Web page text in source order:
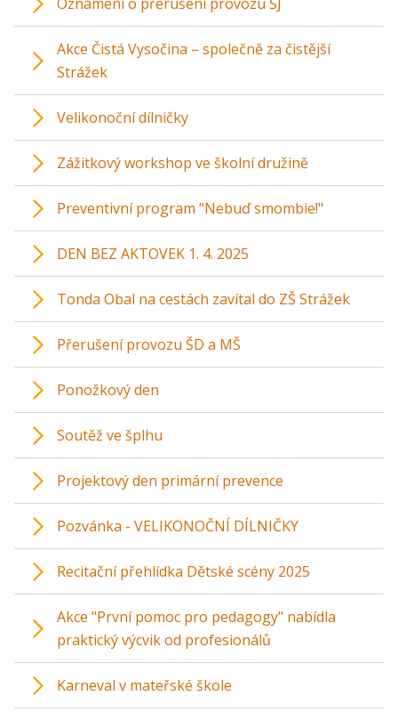
Akce Čistá Vysočina – společně za čistější
Strážek
Velikonoční dílničky
Zážitkový workshop ve školní družině
Preventivní program "Nebuď smombie!"
DEN BEZ AKTOVEK 1. 4. 2025
Tonda Obal na cestách zavítal do ZŠ Strážek
Přerušení provozu ŠD a MŠ
Ponožkový den
Soutěž ve šplhu
Projektový den primární prevence
Pozvánka - VELIKONOČNÍ DÍLNIČKY
Recitační přehlídka Dětské scény 2025
Akce "První pomoc pro pedagogy" nabídla
praktický výcvik od profesionálů
Karneval v mateřské škole